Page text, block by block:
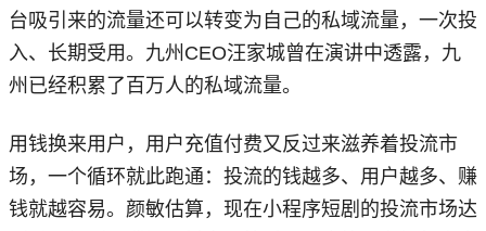
台吸引来的流量还可以转变为自己的私域流量，一次投
入、长期受用。九州CEO汪家城曾在演讲中透露，九
州已经积累了百万人的私域流量。
用钱换来用户，用户充值付费又反过来滋养着投流市
场，一个循环就此跑通：投流的钱越多、用户越多、赚
钱就越容易。颜敏估算，现在小程序短剧的投流市场达